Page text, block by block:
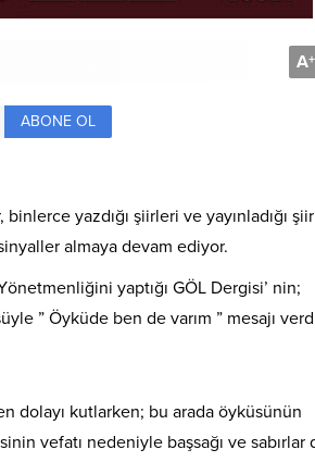
A+
ABONE OL
yazdığı şiirleri ve yayınladığı şiir
almaya devam ediyor.
yaptığı GÖL Dergisi’ nin;
” Öyküde ben de varım ” mesajı
dolayı kutlarken; bu arada öyküsünün
vefatı nedeniyle başsağı ve sabırlar